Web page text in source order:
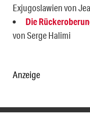
Exjugoslawien von
Die
von Serge Halimi
Anzeige